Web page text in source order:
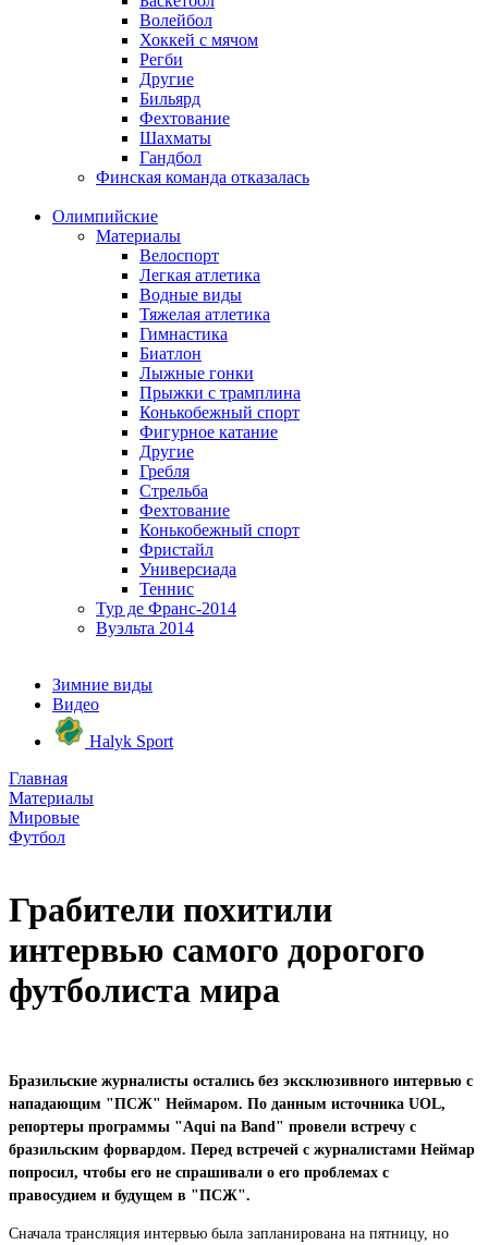
Волейбол
Хоккей с мячом
Регби
Другие
Бильярд
Фехтование
Шахматы
Гандбол
Финская команда отказалась
Олимпийские
Материалы
Велоспорт
Легкая атлетика
Водные виды
Тяжелая атлетика
Гимнастика
Биатлон
Лыжные гонки
Прыжки с трамплина
Конькобежный спорт
Фигурное катание
Другие
Гребля
Стрельба
Фехтование
Конькобежный спорт
Фристайл
Универсиада
Теннис
Тур де Франс-2014
Вуэльта 2014
Зимние виды
Видео
Halyk Sport
Главная
Материалы
Мировые
Футбол
Грабители похитили
интервью самого дорогого
футболиста мира
Бразильские журналисты остались без эксклюзивного интервью с
нападающим "ПСЖ" Неймаром. По данным источника UOL,
репортеры программы "Aqui na Band" провели встречу с
бразильским форвардом. Перед встречей с журналистами Неймар
попросил, чтобы его не спрашивали о его проблемах с
правосудием и будущем в "ПСЖ".
Сначала трансляция интервью была запланирована на пятницу, но